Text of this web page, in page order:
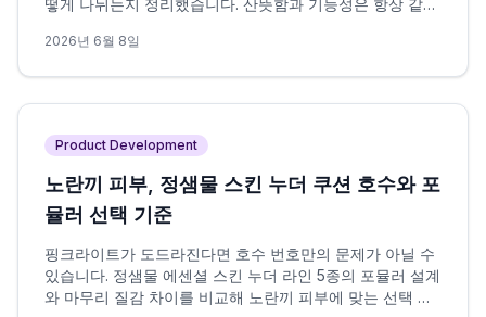
떻게 나뉘는지 정리했습니다. 산뜻함과 기능성은 항상 같은
다.
2026년 6월 8일
Product Development
노란끼 피부, 정샘물 스킨 누더 쿠션 호수와 포
뮬러 선택 기준
핑크라이트가 도드라진다면 호수 번호만의 문제가 아닐 수
있습니다. 정샘물 에센셜 스킨 누더 라인 5종의 포뮬러 설계
와 마무리 질감 차이를 비교해 노란끼 피부에 맞는 선택 조